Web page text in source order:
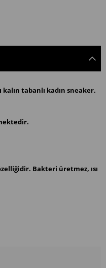
tabanlı kadın sneaker.
Bakteri üretmez, ısı